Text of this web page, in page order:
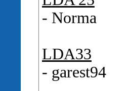
- Norma
LDA33
- garest94